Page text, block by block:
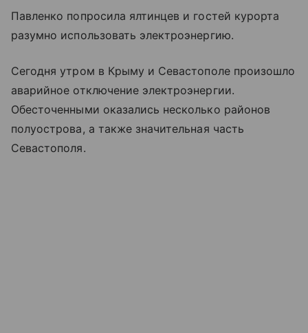
Павленко попросила ялтинцев и гостей курорта
разумно использовать электроэнергию.
Сегодня утром в Крыму и Севастополе произошло
аварийное отключение электроэнергии.
Обесточенными оказались несколько районов
полуострова, а также значительная часть
Севастополя.